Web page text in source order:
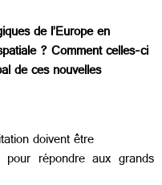
de l’Europe en
? Comment celles-ci
de ces nouvelles
doivent être
pour répondre aux grands